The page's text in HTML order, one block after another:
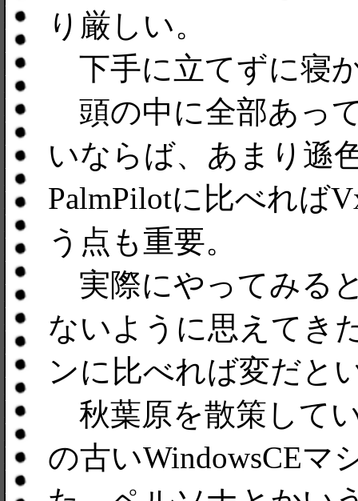
り厳しい。
下手に立てずに寝
頭の中に全部あっ
いならば、あまり遜
PalmPilotに比べれば
う点も重要。
実際にやってみる
ないように思えてき
ンに比べれば変だと
秋葉原を散策して
の古いWindowsCEマ